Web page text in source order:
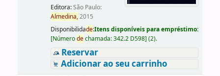
Editora:São Paulo:
Almedina,2015
Disponibilidade:Itens disponíveis para empréstimo:
[Númerodechamada:342.2 D598] (2).
Reservar
Adicionar ao seu carrinho